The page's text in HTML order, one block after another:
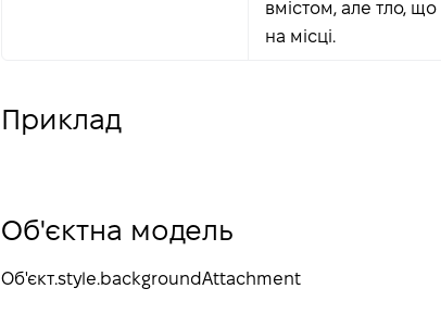
вмістом, але тло,
на місці.
Приклад
Об'єктна модель
Об'єкт.style.backgroundAttachment